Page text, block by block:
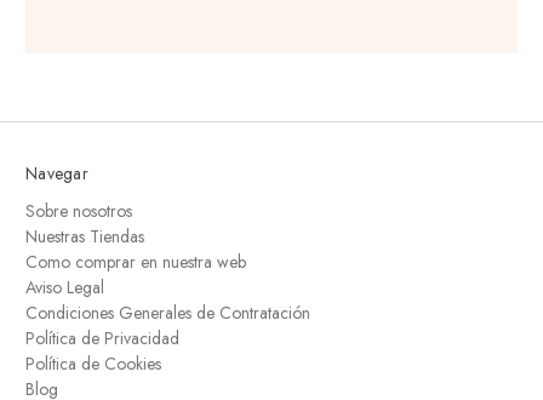
Navegar
Sobre nosotros
Nuestras Tiendas
Como comprar en nuestra web
Aviso Legal
Condiciones Generales de Contratación
Política de Privacidad
Política de Cookies
Blog